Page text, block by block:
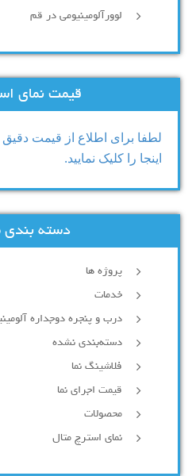
لوورآلومینیومی در قم
قیمت نمای
لطفا برای اطلاع از قیمت
اینجا را کلیک نمایید.
دسته بندی
پروژه ها
خدمات
درب و پنجره دوجداره
دسته‌بندی نشده
فلاشینگ نما
قیمت اجرای نما
محصولات
نمای استرچ متال